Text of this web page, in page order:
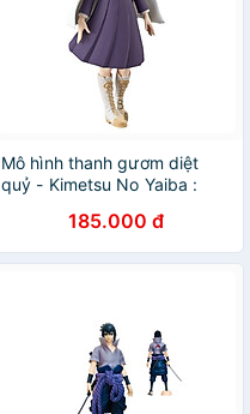
Mô hình thanh gươm diệt
quỷ - Kimetsu No Yaiba :
185.000 đ